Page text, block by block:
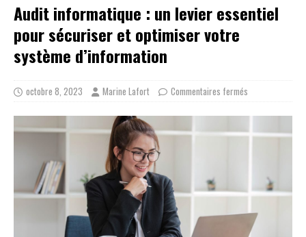
Audit informatique : un levier essentiel
pour sécuriser et optimiser votre
système d’information
octobre 8, 2023 Marine Lafort Commentaires fermés